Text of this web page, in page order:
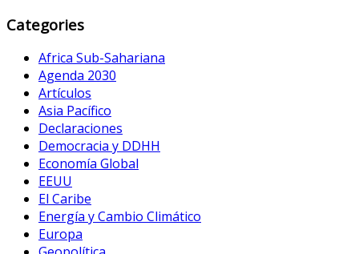
Categories
Africa Sub-Sahariana
Agenda 2030
Artículos
Asia Pacífico
Declaraciones
Democracia y DDHH
Economía Global
EEUU
El Caribe
Energía y Cambio Climático
Europa